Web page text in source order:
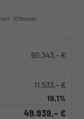
10 Monate
60.343,– €
11.533,– €
19,1%
49.939,– €